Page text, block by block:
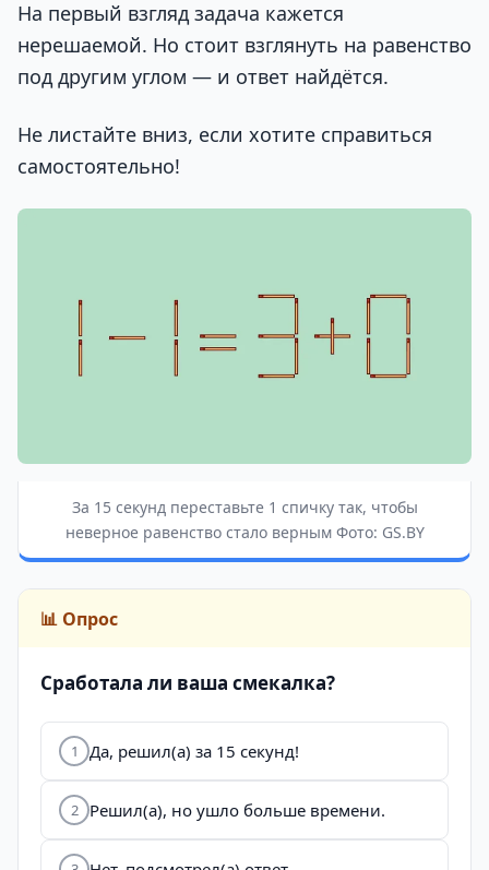
На первый взгляд задача кажется
нерешаемой. Но стоит взглянуть на равенство
под другим углом — и ответ найдётся.
Не листайте вниз, если хотите справиться
самостоятельно!
За 15 секунд переставьте 1 спичку так, чтобы
неверное равенство стало верным Фото: GS.BY
📊 Опрос
Сработала ли ваша смекалка?
1 Да, решил(а) за 15 секунд!
2 Решил(а), но ушло больше времени.